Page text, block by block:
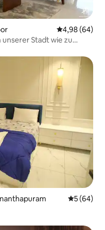
4,98 (64)
Stadt wie zu
5 (64)